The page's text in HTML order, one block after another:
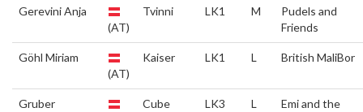
Gerevini Anja
(AT)
Tvinni LK1 M
Pudels and
Friends
Göhl Miriam
(AT)
Kaiser LK1 L British MaliBor
Gruber
Cube LK3 L
Emi and the